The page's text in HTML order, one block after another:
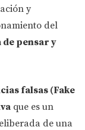
y
del
de pensar y
falsas (Fake
que es un
de una